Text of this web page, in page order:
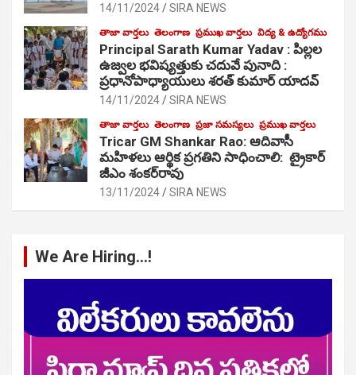
14/11/2024 SIRA NEWS
తాజా వార్తలు తెలంగాణ ప్రముఖ వార్తలు విద్య & ఉద్యోగము
Principal Sarath Kumar Yadav : పిల్లల
ఉజ్వల భవిష్యత్తుకు చదువే పునాది :
ప్రధానోపాధ్యాయులు శరత్ కుమార్ యాదవ్
14/11/2024 SIRA NEWS
తాజా వార్తలు తెలంగాణ ప్రజా సమస్యలు ప్రముఖ వార్తలు
Tricar GM Shankar Rao: ఆదివాసీ
మహిళలు ఆర్థిక ప్రగతిని సాధించాలి: ట్రైకార్
జీఎం శంకర్‌రావు
13/11/2024 SIRA NEWS
We Are Hiring…!